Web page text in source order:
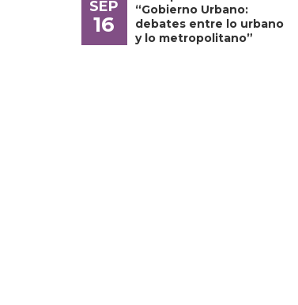
SEP
16
“Gobierno Urbano:
debates entre lo urbano
y lo metropolitano”